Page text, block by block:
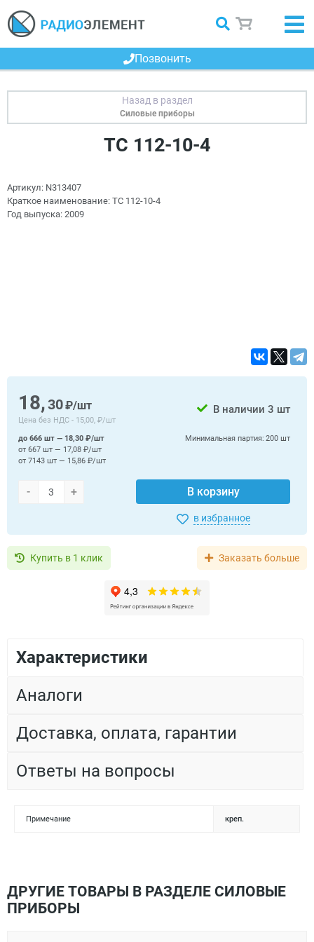
Позвонить
Силовые приборы
ТС 112-10-4
Артикул: N313407
Краткое наименование: ТС 112-10-4
Год выпуска: 2009
18,30₽/шт
Цена без НДС - 15,00, ₽/шт
В наличии 3 шт
- + В корзину
Минимальная партия: 200 шт
до 666 шт — 18,30 ₽/шт
от 667 шт — 17,08 ₽/шт
от 7143 шт — 15,86 ₽/шт
в избранное
Купить в 1 клик Заказать больше
Характеристики
Аналоги
Доставка, оплата, гарантии
Ответы на вопросы
Примечание креп.
ДРУГИЕ ТОВАРЫ В РАЗДЕЛЕ СИЛОВЫЕ
ПРИБОРЫ